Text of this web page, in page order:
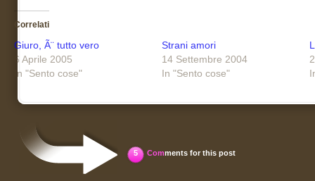
Correlati
Giuro, Ã¨ tutto vero
6 Aprile 2005
In "Sento cose"
Strani amori
14 Settembre 2004
In "Sento cose"
5 Comments for this post